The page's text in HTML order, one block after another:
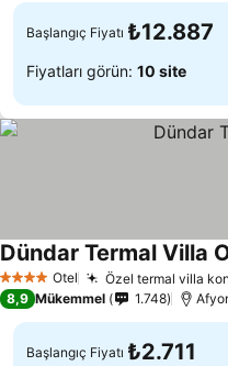
Başlangıç Fiyatı ₺12.887
Fiyatları görün: 10 site
4 Yıldız Otel Özel termal villa
Dündar Termal Villa
8,9 Mükemmel 1.748
Başlangıç Fiyatı ₺2.711